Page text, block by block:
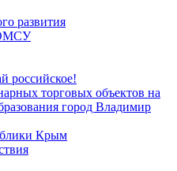
развития
ОМСУ
российское!
торговых объектов на
город Владимир
Крым